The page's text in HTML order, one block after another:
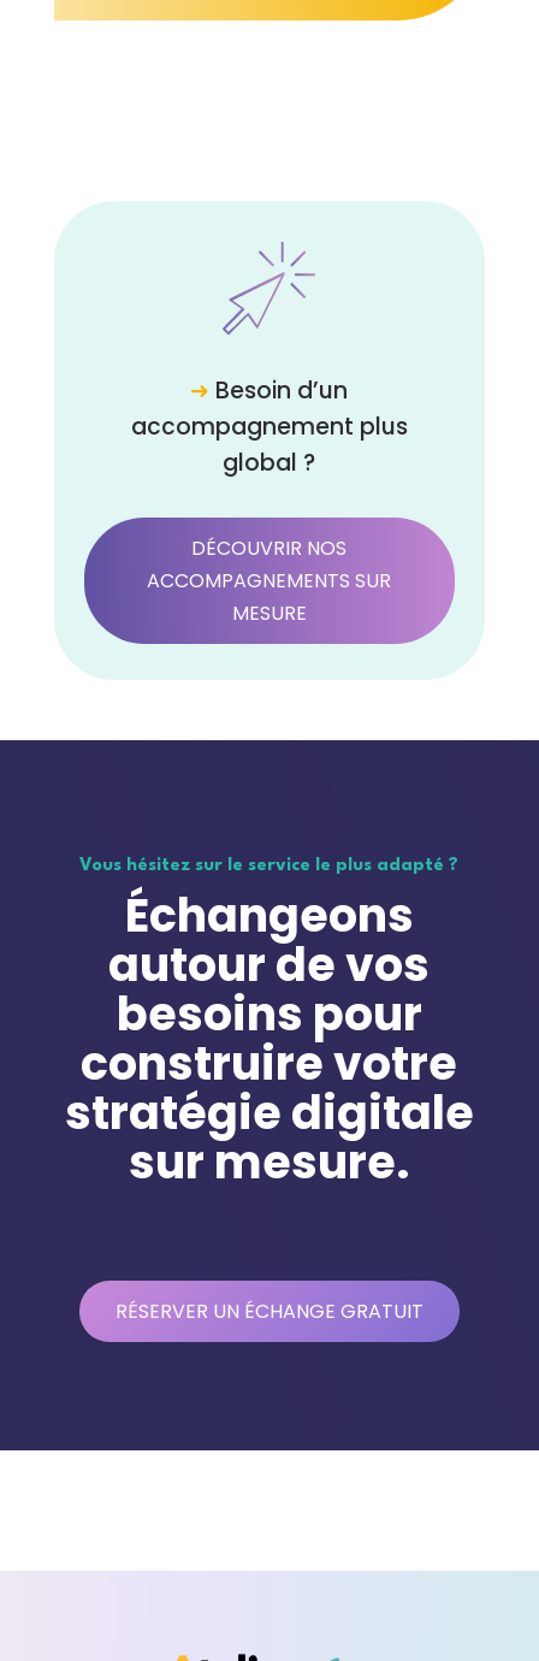
➜ Besoin d’un
accompagnement plus
global ?
DÉCOUVRIR NOS
ACCOMPAGNEMENTS SUR
MESURE
Vous hésitez sur le service le plus adapté ?
Échangeons
autour de vos
besoins pour
construire votre
stratégie digitale
sur mesure.
RÉSERVER UN ÉCHANGE GRATUIT